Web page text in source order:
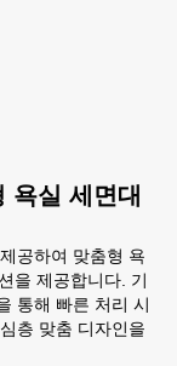
욕실 세면대
공하여 맞춤형 욕
을 제공합니다. 기
통해 빠른 처리 시
층 맞춤 디자인을